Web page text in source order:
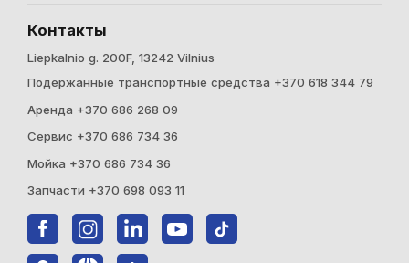
Контакты
Liepkalnio g. 200F, 13242 Vilnius
Подержанные транспортные средства +370 618 344 79
Аренда +370 686 268 09
Cервис +370 686 734 36
Мойка +370 686 734 36
Запчасти +370 698 093 11